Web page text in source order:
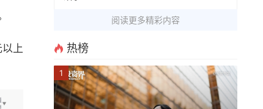
上
阅读更多精彩内容
热榜
1